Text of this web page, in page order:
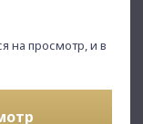
на просмотр, и в